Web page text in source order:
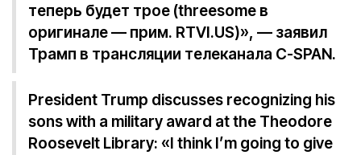
теперь будет трое (threesome в
оригинале — прим. RTVI.US)», — заявил
Трамп в трансляции телеканала C-SPAN.
President Trump discusses recognizing his
sons with a military award at the Theodore
Roosevelt Library: «I think I’m going to give